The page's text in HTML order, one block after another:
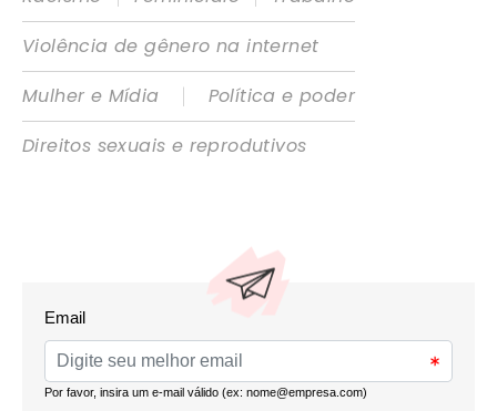
Violência de gênero na internet
Mulher e Mídia
|
Política e poder
Direitos sexuais e reprodutivos